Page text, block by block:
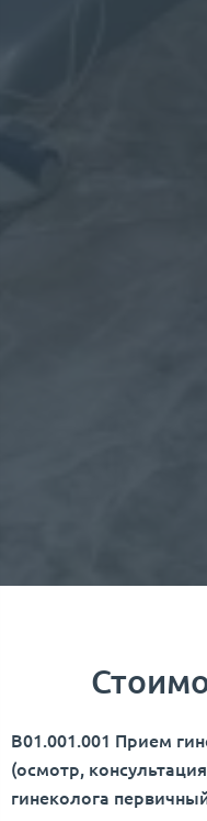
В01.001.001 Прием
(осмотр,
гинеколога